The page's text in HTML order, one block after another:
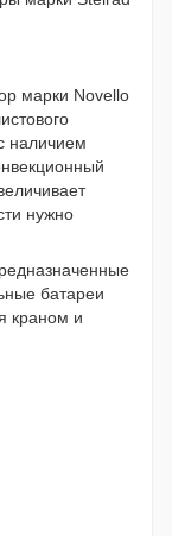
марки Novello
наличием
нужно
батареи
краном и